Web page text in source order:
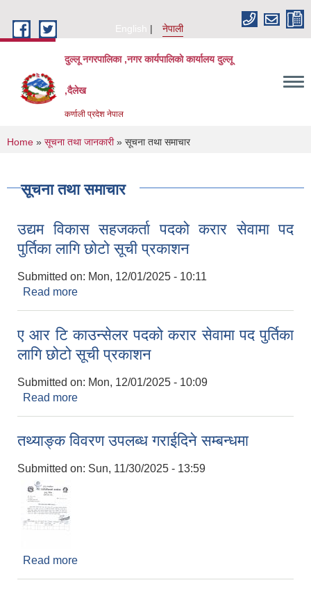
English
नेपाली
दुल्लू नगरपालिका ,नगर कार्यपालिकाे कार्यालय दुल्लू
,दैलेख
कर्णाली प्रदेश नेपाल
You are here
Home » सूचना तथा जानकारी» सूचना तथा समाचार
सूचना तथा समाचार
उद्यम विकास सहजकर्ता पदको करार सेवामा पद
पुर्तिका लागि छोटो सूची प्रकाशन
Submitted on: Mon, 12/01/2025 - 10:11
Read more
ए आर टि काउन्सेलर पदको करार सेवामा पद पुर्तिका
लागि छोटो सूची प्रकाशन
Submitted on: Mon, 12/01/2025 - 10:09
Read more
तथ्याङ्क विवरण उपलब्ध गराईदिने सम्बन्धमा
Submitted on: Sun, 11/30/2025 - 13:59
Read more